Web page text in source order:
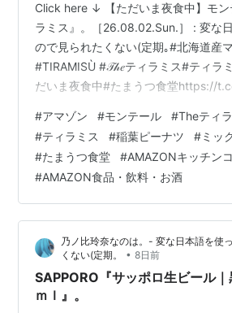
Click here ↓ 【ただいま夜食中】モン
ラミス』。［26.08.02.Sun.］ : 変な
ので見られたくない(定期｡#北海道産
#TIRAMISÙ #𝒯𝒽𝑒ティラミス#ティラ
だいま夜食中#たまうつ食堂https://
(@Nonoi_Rena) 。 (@imotchimappu)
@imotchimappu [冷蔵] モンテール
@AmazonJPht…
#アマゾン #モンテール #Theティ
#ティラミス #稲葉ピーナツ #ミッ
#たまうつ食堂 #AMAZONキッチン
#AMAZON食品・飲料・お酒
乃ノ比玲奈なのは。- 変な日本語を使
くない(定期。
• 8日前
SAPPORO『サッポロ生ビール｜
ｍｌ』。